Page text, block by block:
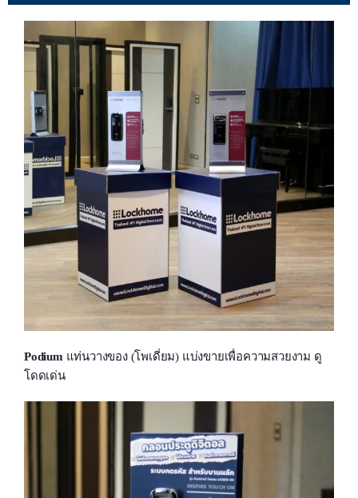
Podium แท่นวางของ (โพเดี่ยม) แบ่งขายเพื่อความสวยงาม ดู
โดดเด่น